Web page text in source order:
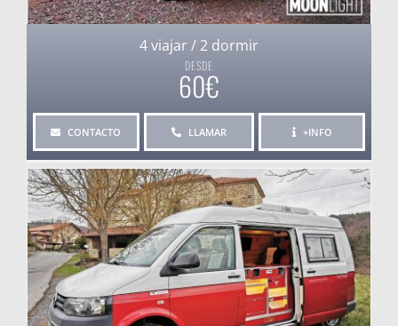
4 viajar / 2 dormir
DESDE
60€
CONTACTO LLAMAR +INFO